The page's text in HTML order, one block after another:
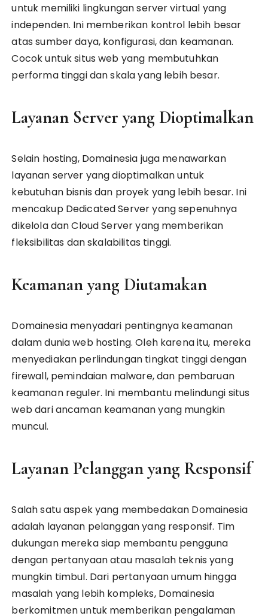
untuk memiliki lingkungan server virtual yang
independen. Ini memberikan kontrol lebih besar
atas sumber daya, konfigurasi, dan keamanan.
Cocok untuk situs web yang membutuhkan
performa tinggi dan skala yang lebih besar.
Layanan Server yang Dioptimalkan
Selain hosting, Domainesia juga menawarkan
layanan server yang dioptimalkan untuk
kebutuhan bisnis dan proyek yang lebih besar. Ini
mencakup Dedicated Server yang sepenuhnya
dikelola dan Cloud Server yang memberikan
fleksibilitas dan skalabilitas tinggi.
Keamanan yang Diutamakan
Domainesia menyadari pentingnya keamanan
dalam dunia web hosting. Oleh karena itu, mereka
menyediakan perlindungan tingkat tinggi dengan
firewall, pemindaian malware, dan pembaruan
keamanan reguler. Ini membantu melindungi situs
web dari ancaman keamanan yang mungkin
muncul.
Layanan Pelanggan yang Responsif
Salah satu aspek yang membedakan Domainesia
adalah layanan pelanggan yang responsif. Tim
dukungan mereka siap membantu pengguna
dengan pertanyaan atau masalah teknis yang
mungkin timbul. Dari pertanyaan umum hingga
masalah yang lebih kompleks, Domainesia
berkomitmen untuk memberikan pengalaman